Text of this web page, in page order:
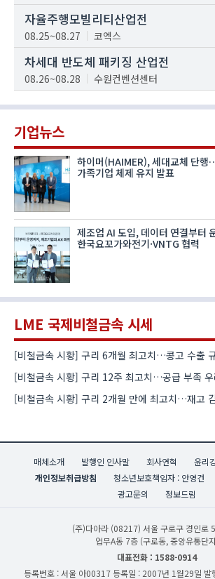
자율주행모빌리티산업전
08.25~08.27 코엑스
차세대 반도체 패키징 산업전
08.26~08.28 수원컨벤션센터
기업뉴스
하이머(HAIMER), 세대교체 단
가족기업 체제 유지 발표
제조업 AI 도입, 데이터 연결부터
한국요꼬가와전기·VNTG 협력
LME 국제비철금속 시세
[비철금속 시황] 구리 6개월 최고치…콩고 수출
[비철금속 시황] 구리 12주 최고치…공급 부족 우
매체소개 발행인 인사말 회사연혁 윤리
개인정보취급방침
청소년보호책임자 : 안영건
광고문의
정보드림
(주)다아라 (08217) 서울 구로구 경인로
업무A동 7층 (구로동, 중앙유통단
대표전화 : 1588-0914
등록번호 : 서울 아00317 등록일 : 2007년 1월29일 발